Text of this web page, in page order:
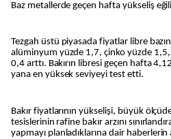
Baz metallerde geçen hafta yükseliş
Tezgah üstü piyasada fiyatlar libre
alüminyum yüzde 1,7, çinko yüzde
0,4 arttı. Bakırın libresi geçen hafta
yana en yüksek seviyeyi test etti.
Bakır fiyatlarının yükselişi, büyük
tesislerinin rafine bakır arzını
yapmayı planladıklarına dair